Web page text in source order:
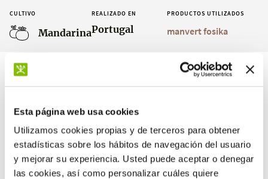
Esta página web usa cookies
Utilizamos cookies propias y de terceros para obtener
estadísticas sobre los hábitos de navegación del usuario
y mejorar su experiencia. Usted puede aceptar o denegar
las cookies, así como personalizar cuáles quiere
CULTIVO
Mandarina
REALIZADO EN
Portugal
PRODUCTOS UTILIZADOS
manvert fosika